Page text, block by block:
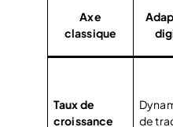
Axe
classique
Taux de
croissance
de